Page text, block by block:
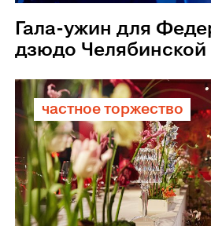
Гала-ужин для
дзюдо Челябинской
частное торжество